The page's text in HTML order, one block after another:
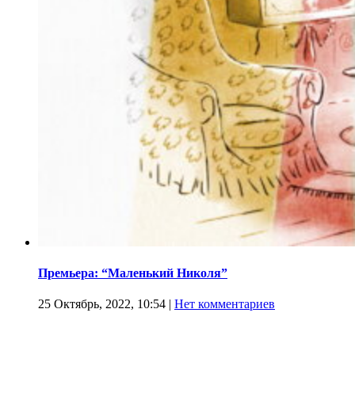
Премьера: “Маленький Николя”
25 Октябрь, 2022, 10:54 | Нет комментариев